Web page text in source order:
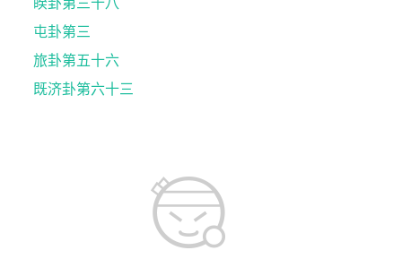
屯卦第三
旅卦第五十六
既济卦第六十三